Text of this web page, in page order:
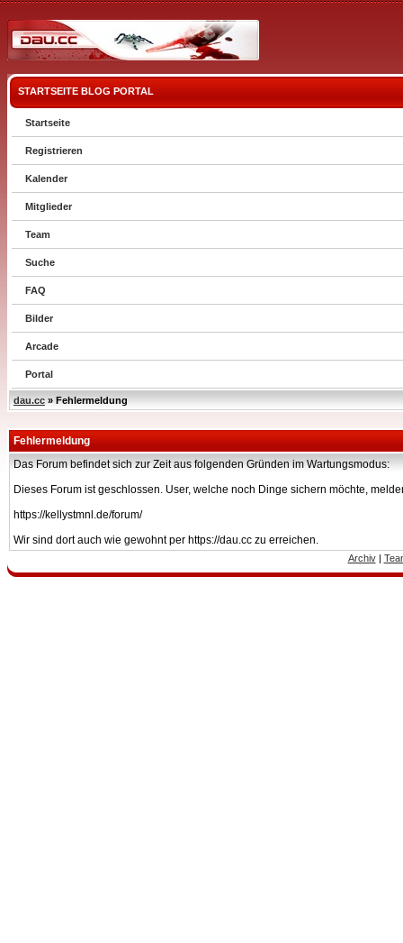
STARTSEITE BLOG PORTAL
Startseite
Registrieren
Kalender
Mitglieder
Team
Suche
FAQ
Bilder
Arcade
Portal
dau.cc » Fehlermeldung
Fehlermeldung
Das Forum befindet sich zur Zeit aus folgenden Gründen im Wartungsmodus:
Dieses Forum ist geschlossen. User, welche noch Dinge sichern möchte,
https://kellystmnl.de/forum/
Wir sind dort auch wie gewohnt per https://dau.cc zu erreichen.
Archiv|